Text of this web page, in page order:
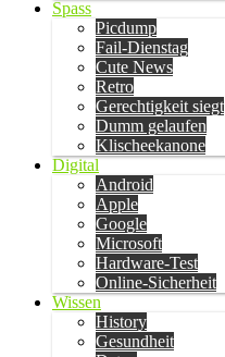
Spass
Picdump
Fail-Dienstag
Cute News
Retro
Gerechtigkeit siegt
Dumm gelaufen
Klischeekanone
Digital
Android
Apple
Google
Microsoft
Hardware-Test
Online-Sicherheit
Wissen
History
Gesundheit